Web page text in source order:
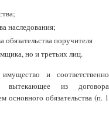
наследования;
обязательства поручителя
но и третьих лиц.
и соответственно
вытекающее из договора
основного обязательства (п. 1